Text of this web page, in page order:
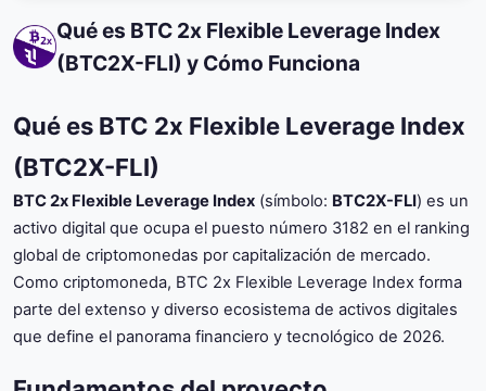
Qué es BTC 2x Flexible Leverage Index
(BTC2X-FLI) y Cómo Funciona
Qué es BTC 2x Flexible Leverage Index
(BTC2X-FLI)
BTC 2x Flexible Leverage Index (símbolo: BTC2X-FLI) es un
activo digital que ocupa el puesto número 3182 en el ranking
global de criptomonedas por capitalización de mercado.
Como criptomoneda, BTC 2x Flexible Leverage Index forma
parte del extenso y diverso ecosistema de activos digitales
que define el panorama financiero y tecnológico de 2026.